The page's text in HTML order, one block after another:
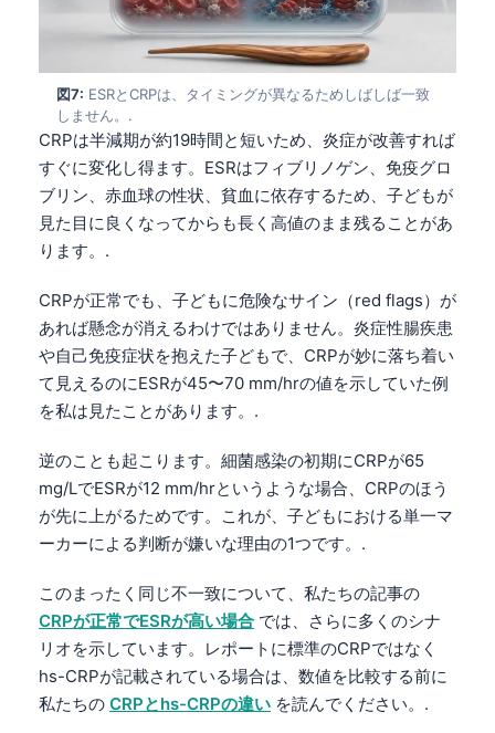
図7: ESRとCRPは、タイミングが異なるためしばしば一致
しません。.
CRPは半減期が約19時間と短いため、炎症が改善すれば
すぐに変化し得ます。ESRはフィブリノゲン、免疫グロ
ブリン、赤血球の性状、貧血に依存するため、子どもが
見た目に良くなってからも長く高値のまま残ることがあ
ります。.
CRPが正常でも、子どもに危険なサイン（red flags）が
あれば懸念が消えるわけではありません。炎症性腸疾患
や自己免疫症状を抱えた子どもで、CRPが妙に落ち着い
て見えるのにESRが45〜70 mm/hrの値を示していた例
を私は見たことがあります。.
逆のことも起こります。細菌感染の初期にCRPが65
mg/LでESRが12 mm/hrというような場合、CRPのほう
が先に上がるためです。これが、子どもにおける単一マ
ーカーによる判断が嫌いな理由の1つです。.
このまったく同じ不一致について、私たちの記事の
CRPが正常でESRが高い場合 では、さらに多くのシナ
リオを示しています。レポートに標準のCRPではなく
hs-CRPが記載されている場合は、数値を比較する前に
私たちの CRPとhs-CRPの違い を読んでください。.
മലയാളം
Bahasa Melayu
Tiếng Việt
Tagalog
ဗမာစာ
ភាសាខ្មែរ
Kiswahili
አማርኛ
Українська
O‘zbekcha
Català
Suomi
Hrvatski
Slovenčina
كوردی‎
پښتو
සිංහල